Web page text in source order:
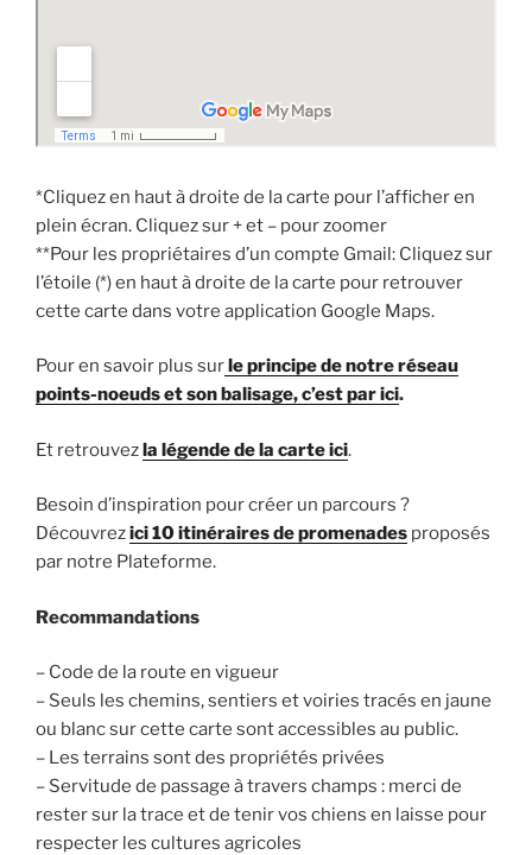
*Cliquez en haut à droite de la carte pour l’afficher en
plein écran. Cliquez sur + et – pour zoomer
**Pour les propriétaires d’un compte Gmail: Cliquez sur
l’étoile (*) en haut à droite de la carte pour retrouver
cette carte dans votre application Google Maps.
Pour en savoir plus surle principe de notre réseau
points-noeuds et son balisage, c’est par ici.
Et retrouvezla légende de la carteici.
Besoin d’inspiration pour créer un parcours ?
Découvrezici 10 itinéraires de promenades proposés
par notre Plateforme.
Recommandations
– Code de la route en vigueur
– Seuls les chemins, sentiers et voiries tracés en jaune
ou blanc sur cette carte sont accessibles au public.
– Les terrains sont des propriétés privées
– Servitude de passage à travers champs : merci de
rester sur la trace et de tenir vos chiens en laisse pour
respecter les cultures agricoles